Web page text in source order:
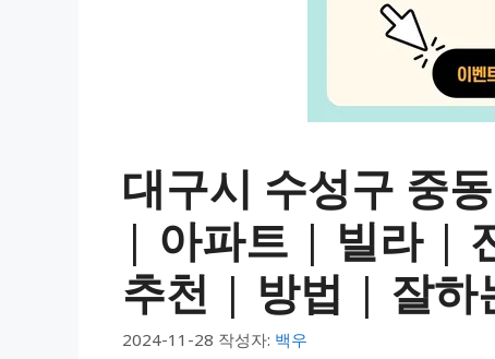
대구시 수성구 중
| 아파트 | 빌라 |
추천 | 방법 | 잘하
2024-11-28 작성자: 백우